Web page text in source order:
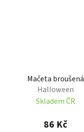
Mačeta broušená
Halloween
Skladem ČR
86 Kč